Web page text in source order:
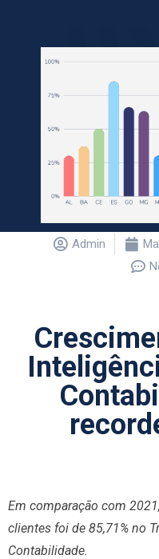
Admin
Em comparação com
clientes foi de 85,71% no
Contabilidade.